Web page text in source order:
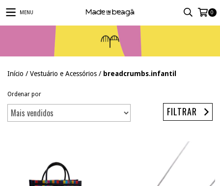
MENU 0
Início / Vestuário e Acessórios / breadcrumbs.infantil
Ordenar por
FILTRAR